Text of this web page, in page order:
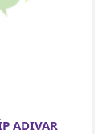
ADIVAR